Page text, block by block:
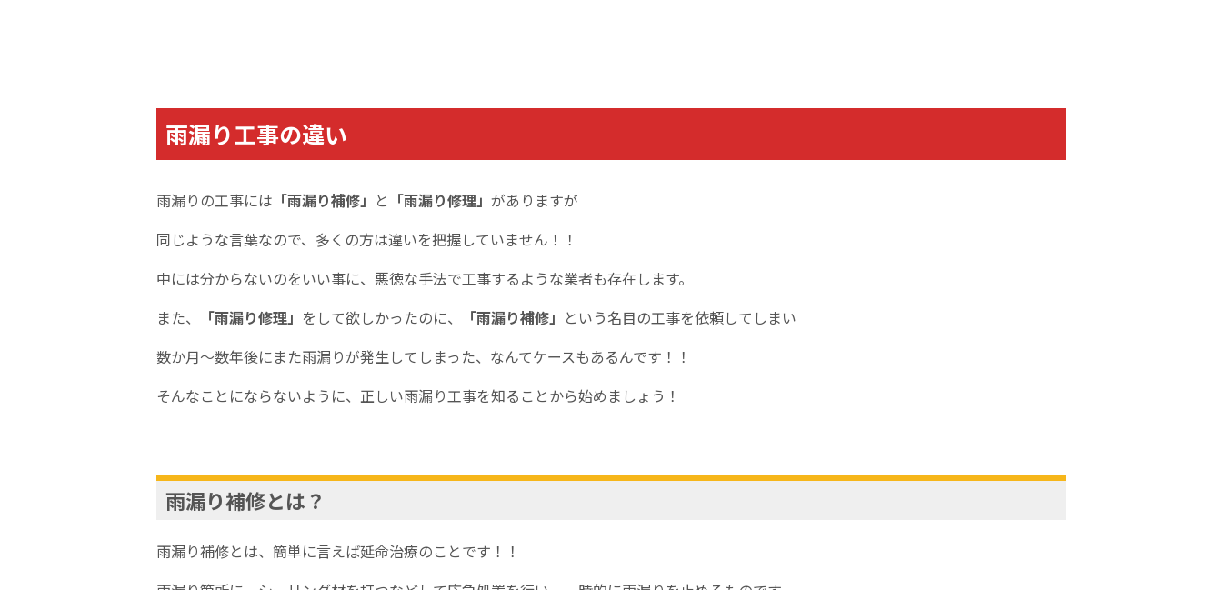
雨漏り工事の違い
雨漏りの工事には 「雨漏り補修」 と 「雨漏り修理」 がありますが
同じような言葉なので、多くの方は違いを把握していません！！
中には分からないのをいい事に、悪徳な手法で工事するような業者も存在します。
また、
「雨漏り修理」 をして欲しかったのに、 「雨漏り補修」 という名目の工事を依頼してしまい
数か月～数年後にまた雨漏りが発生してしまった、なんてケースもあるんです！！
そんなことにならないように、正しい雨漏り工事を知ることから始めましょう！
雨漏り補修とは？
雨漏り補修とは、簡単に言えば延命治療のことです！！